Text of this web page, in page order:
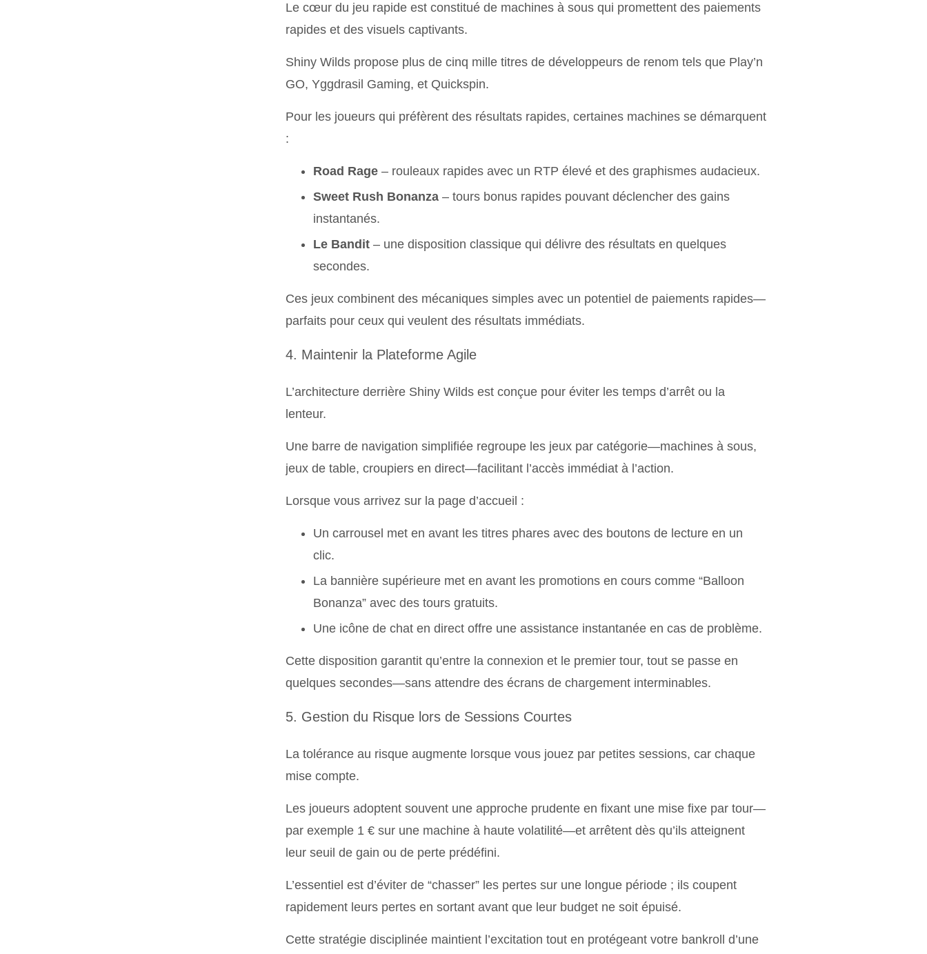
Le cœur du jeu rapide est constitué de machines à sous qui promettent des paiements
rapides et des visuels captivants.
Shiny Wilds propose plus de cinq mille titres de développeurs de renom tels que Play’n
GO, Yggdrasil Gaming, et Quickspin.
Pour les joueurs qui préfèrent des résultats rapides, certaines machines se démarquent
:
Road Rage– rouleaux rapides avec un RTP élevé et des graphismes audacieux.
Sweet Rush Bonanza– tours bonus rapides pouvant déclencher des gains
instantanés.
Le Bandit– une disposition classique qui délivre des résultats en quelques
secondes.
Ces jeux combinent des mécaniques simples avec un potentiel de paiements rapides—
parfaits pour ceux qui veulent des résultats immédiats.
4. Maintenir la Plateforme Agile
L’architecture derrière Shiny Wilds est conçue pour éviter les temps d’arrêt ou la
lenteur.
Une barre de navigation simplifiée regroupe les jeux par catégorie—machines à sous,
jeux de table, croupiers en direct—facilitant l’accès immédiat à l’action.
Lorsque vous arrivez sur la page d’accueil :
Un carrousel met en avant les titres phares avec des boutons de lecture en un
clic.
La bannière supérieure met en avant les promotions en cours comme “Balloon
Bonanza” avec des tours gratuits.
Une icône de chat en direct offre une assistance instantanée en cas de problème.
Cette disposition garantit qu’entre la connexion et le premier tour, tout se passe en
quelques secondes—sans attendre des écrans de chargement interminables.
5. Gestion du Risque lors de Sessions Courtes
La tolérance au risque augmente lorsque vous jouez par petites sessions, car chaque
mise compte.
Les joueurs adoptent souvent une approche prudente en fixant une mise fixe par tour—
par exemple 1 € sur une machine à haute volatilité—et arrêtent dès qu’ils atteignent
leur seuil de gain ou de perte prédéfini.
L’essentiel est d’éviter de “chasser” les pertes sur une longue période ; ils coupent
rapidement leurs pertes en sortant avant que leur budget ne soit épuisé.
Cette stratégie disciplinée maintient l’excitation tout en protégeant votre bankroll d’une